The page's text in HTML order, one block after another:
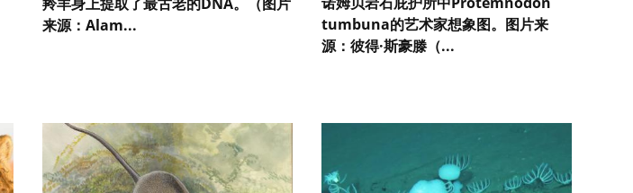
来源：Alam...
tumbuna的艺术家想象图。图片来
源：彼得·斯豪滕（...